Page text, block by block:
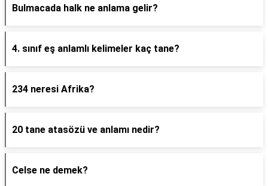
Bulmacada halk ne anlama gelir?
4. sınıf eş anlamlı kelimeler kaç tane?
234 neresi Afrika?
20 tane atasözü ve anlamı nedir?
Celse ne demek?